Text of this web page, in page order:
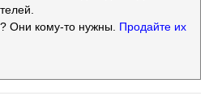
Они кому-то нужны. Продайте их